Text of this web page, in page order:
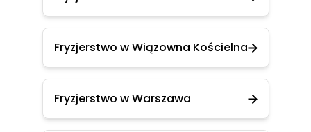
Fryzjerstwo w Wiązowna Kościelna
Fryzjerstwo w Warszawa